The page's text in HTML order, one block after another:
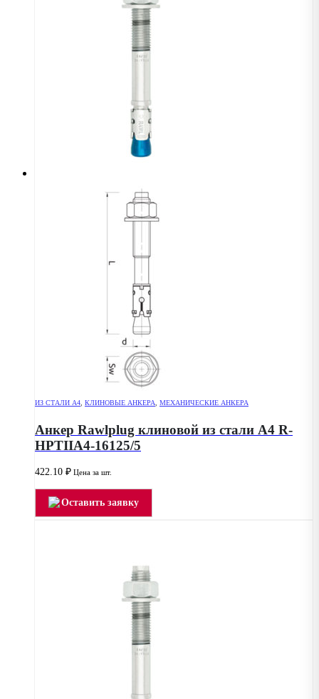
ИЗ СТАЛИ А4, КЛИНОВЫЕ АНКЕРА, МЕХАНИЧЕСКИЕ АНКЕРА
Анкер Rawlplug клиновой из стали А4 R-
HPTIIA4-16125/5
422.10 ₽ Цена за шт.
Оставить заявку